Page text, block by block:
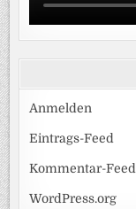
Anmelden
Eintrags-Feed
Kommentar-Feed
WordPress.org